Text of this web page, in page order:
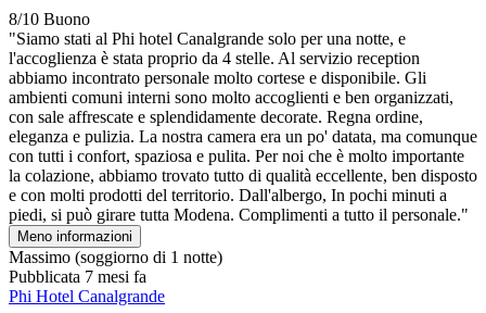
8/10 Buono
"Siamo stati al Phi hotel Canalgrande solo per una notte, e
l'accoglienza è stata proprio da 4 stelle. Al servizio reception
abbiamo incontrato personale molto cortese e disponibile. Gli
ambienti comuni interni sono molto accoglienti e ben organizzati,
con sale affrescate e splendidamente decorate. Regna ordine,
eleganza e pulizia. La nostra camera era un po' datata, ma comunque
con tutti i confort, spaziosa e pulita. Per noi che è molto importante
la colazione, abbiamo trovato tutto di qualità eccellente, ben disposto
e con molti prodotti del territorio. Dall'albergo, In pochi minuti a
piedi, si può girare tutta Modena. Complimenti a tutto il personale."
Meno informazioni
Massimo (soggiorno di 1 notte)
Pubblicata 7 mesi fa
Phi Hotel Canalgrande